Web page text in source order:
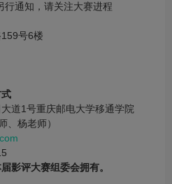
行通知，请关注大赛进程
号6楼
道1号重庆邮电大学移通学院
、杨老师）
影评大赛组委会拥有。